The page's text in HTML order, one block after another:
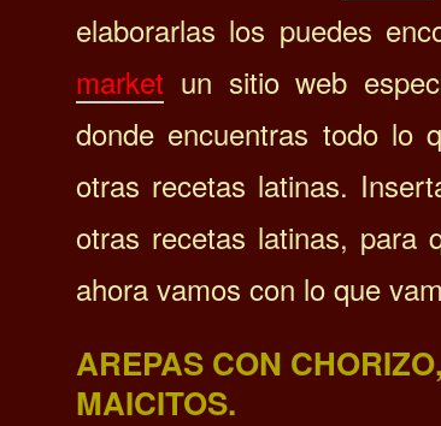
elaborarlas los puedes
market un sitio web
donde encuentras todo lo
otras recetas latinas.
otras recetas latinas,
ahora vamos con lo que
AREPAS CON
MAICITOS.